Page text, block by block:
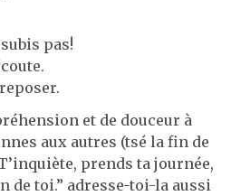
pas!
et de douceur à
aux autres (tsé la fin de
prends ta journée,
de toi.” adresse-toi-la aussi